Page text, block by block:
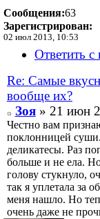
Сообщения:63
Зарегистрирован:
02 июл 2013, 10:53
Ответить с
Re: Самые
вообще их?
Зоя» 21 июн
Честно вам
поклонницей
деликатесы. Раз
больше и не ела.
голову стукнуло,
так я уплетала за
меня нашло. Но
очень даже не